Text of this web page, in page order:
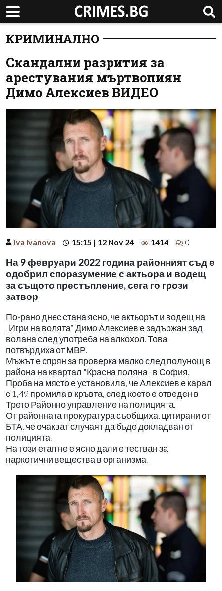
КРИМИНАЛНО
Скандални разрития за
арестувания мъртвопиян
Димо Алексиев ВИДЕО
Iva Ivanova 15:15 | 12 Nov 24 1414 0
На 9 февруари 2022 година районният съд е
одобрил споразумение с актьора и водещ
за същото престъпление, сега го грози
затвор
По-рано днес стана ясно, че актьорът и водещ на
„Игри на волята“ Димо Алексиев е задържан зад
волана след употреба на алкохол. Това
потвърдиха от МВР.
Мъжът е спрян за проверка малко след полунощ в
района на квартал "Красна поляна" в София.
Проба на място е установила, че Алексиев е карал
с 1,49 промила в кръвта, след което е отведен в
Трето Районно управление на полицията.
От районната прокуратура съобщиха, цитирани от
БТА, че очакват случаят да бъде докладван от
полицията.
На този етап не е ясно дали е тестван за
наркотични вещества в организма.